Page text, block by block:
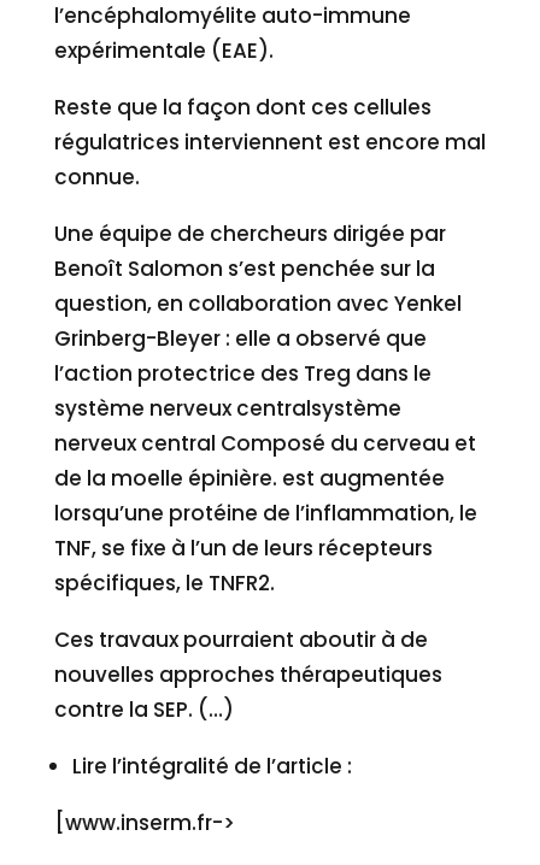
l’encéphalomyélite auto-immune
expérimentale (EAE).
Reste que la façon dont ces cellules
régulatrices interviennent est encore mal
connue.
Une équipe de chercheurs dirigée par
Benoît Salomon s’est penchée sur la
question, en collaboration avec Yenkel
Grinberg-Bleyer : elle a observé que
l’action protectrice des Treg dans le
système nerveux centralsystème
nerveux central Composé du cerveau et
de la moelle épinière. est augmentée
lorsqu’une protéine de l’inflammation, le
TNF, se fixe à l’un de leurs récepteurs
spécifiques, le TNFR2.
Ces travaux pourraient aboutir à de
nouvelles approches thérapeutiques
contre la SEP. (…)
Lire l’intégralité de l’article :
[www.inserm.fr->